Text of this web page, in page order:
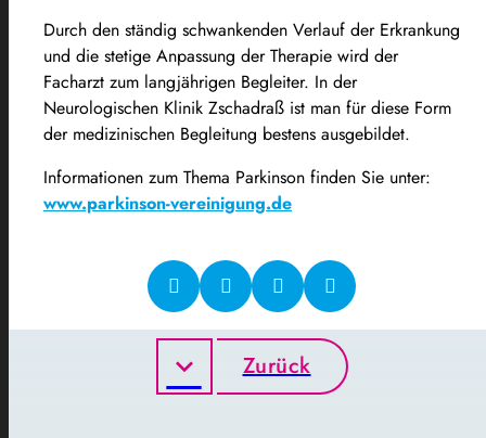
Durch den ständig schwankenden Verlauf der Erkrankung
und die stetige Anpassung der Therapie wird der
Facharzt zum langjährigen Begleiter. In der
Neurologischen Klinik Zschadraß ist man für diese Form
der medizinischen Begleitung bestens ausgebildet.
Informationen zum Thema Parkinson finden Sie unter:
www.parkinson-vereinigung.de
Zurück